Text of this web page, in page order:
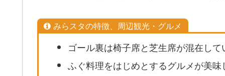
みらスタの特徴、周辺観光・グルメ
ゴール裏は椅子席と芝生席が混在して
ふぐ料理をはじめとするグルメが美味